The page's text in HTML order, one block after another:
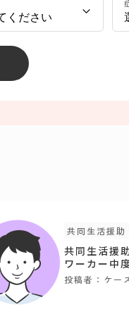
共同生活援助
共同生活援
ワーカー中
投稿者：ケー